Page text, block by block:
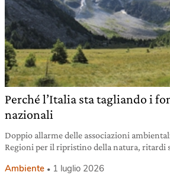
Perché l’Italia sta tagliando i
nazionali
Doppio allarme delle associazioni
Regioni per il ripristino della natura, ritardi
Ambiente 1 luglio 2026